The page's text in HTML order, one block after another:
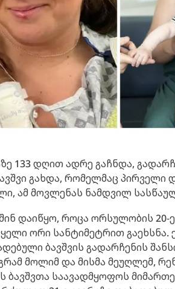
133 დღით ადრე გაჩნდა,
გახდა, რომელმაც პირველი
ამ მოვლენას ნამდვილ
დაიწყო, როცა ორსულობის 20-
ორი სანტიმეტრით გაეხსნა.
ბავშვის გადარჩენის
მოლიმ და მისმა მეუღლემ,
ბავშვთა საავადმყოფოს